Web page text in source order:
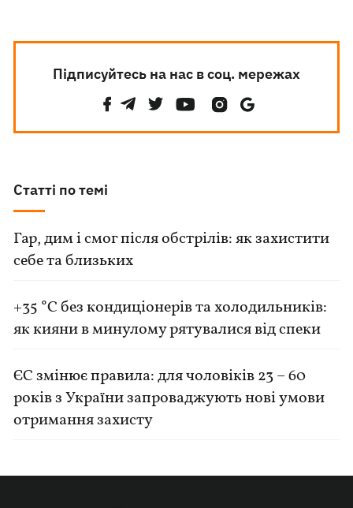
Підписуйтесь на нас в соц. мережах
Статті по темі
Гар, дим і смог після обстрілів: як захистити
себе та близьких
+35 °C без кондиціонерів та холодильників:
як кияни в минулому рятувалися від спеки
ЄС змінює правила: для чоловіків 23 – 60
років з України запроваджують нові умови
отримання захисту